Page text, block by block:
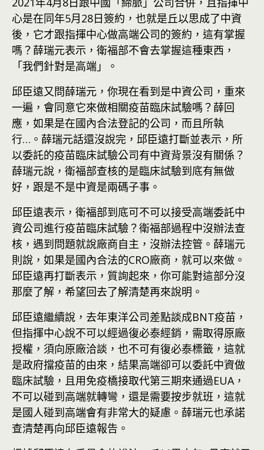
心是在同年5月28日簽約，也就是丘以思成了中資
後，它才跟指揮中心做高端公司的簽約，這有掌握
嗎？薛瑞元表示，衛福部不會去掌握這種東西，
「我們針對是高端」。
邱臣遠又問薛瑞元，你現在看到是中資公司，重來
一遍，會同意它來做相關疫苗臨床試驗嗎？薛回
應，如果是在國內合法登記的公司，而且所執
行…。薛瑞元話還沒說完，邱臣遠打斷並表示，所
以委託的疫苗臨床試驗公司有中資背景沒有關係？
薛瑞元說，衛福部查核的是臨床試驗到底有無做
好，跟是不是中資是兩碼子事。
邱臣遠表示，衛福部到底可不可以接受高端委託中
資公司進行疫苗臨床試驗？衛福部過程中沒辦法查
核，遇到問題就說廠商自主，沒辦法控管。薛瑞元
則說，如果是國內合法的CRO廠商，就可以來做。
邱臣遠再打斷表示，質詢起來，你可能對這部分沒
那麼了解，希望回去了解清楚再來說明。
邱臣遠繼續說，去年東洋公司差點談成BNT疫苗，
但指揮中心說不可以經過復必泰經銷，需取得原廠
授權，須向原廠洽談，也不可有復必泰標籤，這就
是政府擋疫苗的由來，結果高端卻可以委託中資做
臨床試驗，且用免疫橋接取代第三期來通過EUA，
不可以碰到高端就轉彎，還是需要按步就班，這就
是國人碰到高端會有非常大的疑慮。薛瑞元也承諾
查清楚再向邱臣遠報告。